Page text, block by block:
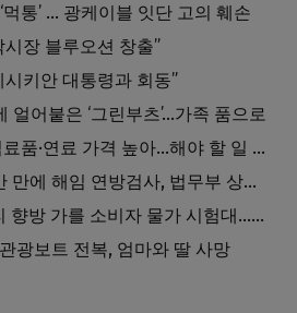
먹통’ … 광케이블 잇단 고의 훼손
장 블루오션 창출”
키안 대통령과 회동”
얼어붙은 ‘그린부츠’…가족 품으로
해싯 NEC 위원장 “식료품·연료 가격 높아…해야 할 일 많다”
트럼프 비판 글 3시간 만에 해임 연방검사, 법무부 상대 소송
[주간 뉴욕증시] 금리 향방 가를 소비자 물가 시험대…AI 랠리도 주목
광보트 전복, 엄마와 딸 사망